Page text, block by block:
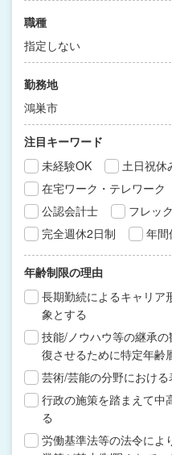
職種
指定しない
勤務地
鴻巣市
注目キーワード
未経験OK
土日祝休
在宅ワーク・テレワーク
公認会計士
フレッ
完全週休2日制
年間
年齢制限の理由
長期勤続によるキャリア
象とする
技能/ノウハウ等の継承
復させるために特定年齢
芸術/芸能の分野におけ
行政の施策を踏まえて中
る
労働基準法等の法令によ